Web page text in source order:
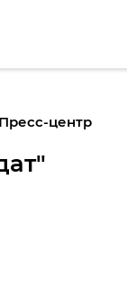
Пресс-центр